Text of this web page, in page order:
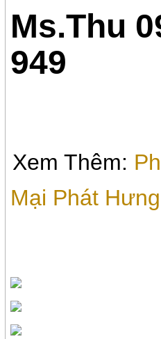
Ms.Thu
949
Xem Thêm:
Mại Phát Hưng